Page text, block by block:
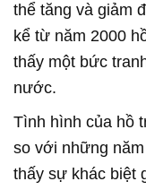
thể tăng và giảm
kể từ năm 2000
thấy một bức
nước.
Tình hình của hồ
so với những
thấy sự khác biệt